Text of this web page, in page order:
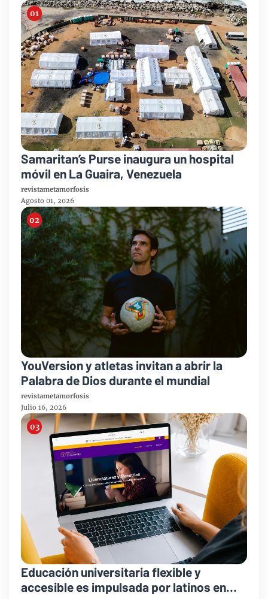
Samaritan’s Purse inaugura un hospital
móvil en La Guaira, Venezuela
revistametamorfosis
Agosto 01, 2026
YouVersion y atletas invitan a abrir la
Palabra de Dios durante el mundial
revistametamorfosis
Julio 16, 2026
Educación universitaria flexible y
accesible es impulsada por latinos en